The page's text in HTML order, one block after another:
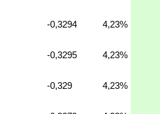
-0,3294 4,23%
-0,3295 4,23%
-0,329 4,23%